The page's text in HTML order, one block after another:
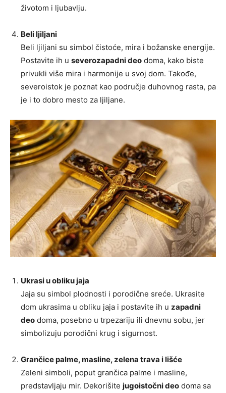
životom i ljubavlju.
Beli ljiljani
Beli ljiljani su simbol čistoće, mira i božanske energije.
Postavite ih u severozapadni deo doma, kako biste
privukli više mira i harmonije u svoj dom. Takođe,
severoistok je poznat kao područje duhovnog rasta, pa
je i to dobro mesto za ljiljane.
Ukrasi u obliku jaja
Jaja su simbol plodnosti i porodične sreće. Ukrasite
dom ukrasima u obliku jaja i postavite ih u zapadni
deo doma, posebno u trpezariju ili dnevnu sobu, jer
simbolizuju porodični krug i sigurnost.
Grančice palme, masline, zelena trava i lišće
Zeleni simboli, poput grančica palme i masline,
predstavljaju mir. Dekorišite jugoistočni deo doma sa